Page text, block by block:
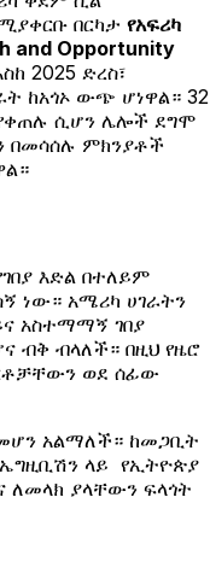
በርካታ የአፍሪካ
and Opportunity
2025 ድረስ፣
ከአጎኦ ውጭ ሆነዋል። 32
ሲሆን ሌሎች ደግሞ
በመሳሰሉ ምክንያቶች
እድል በተለይም
ነው። አሜሪካ ሀገራትን
አስተማማኝ ገበያ
ብቅ ብላለች። በዚህ የዜሮ
ወደ ሰፊው
አልማለች። ከመጋቢት
ኤግዚቢሽን ላይ የኢትዮጵያ
ለመላክ ያላቸውን ፍላጎት